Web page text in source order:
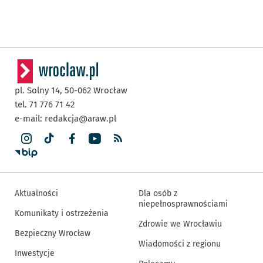
pl. Solny 14, 50-062 Wrocław
tel. 71 776 71 42
e-mail: redakcja@araw.pl
Aktualności
Komunikaty i ostrzeżenia
Bezpieczny Wrocław
Inwestycje
Dla osób z
niepełnosprawnościami
Zdrowie we Wrocławiu
Wiadomości z regionu